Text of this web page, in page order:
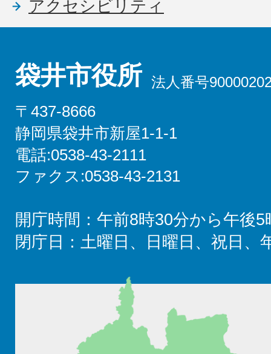
アクセシビリティ
袋井市役所 法人番号
〒437-8666
静岡県袋井市新屋1-1-1
電話:0538-43-2111
ファクス:0538-43-2131
開庁時間：午前8時30分から午後5
閉庁日：土曜日、日曜日、祝日、